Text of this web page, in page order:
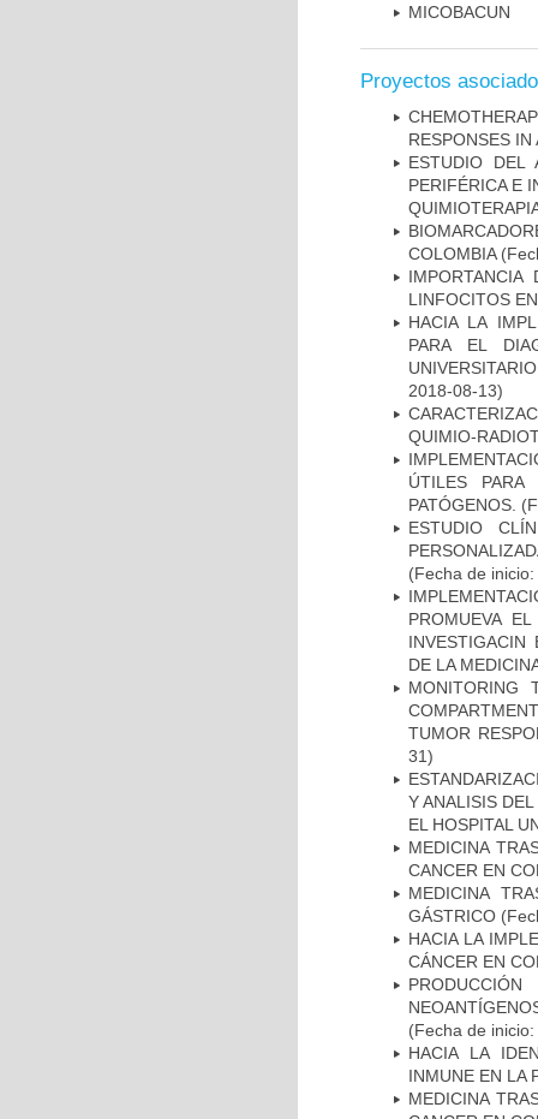
MICOBAC­UN
Proyectos
RESPONSES IN
ESTUDIO DEL
PERIFÉRICA E
COLOMBIA
LINFOCITOS
HACIA LA
PARA EL
2018-08-13)
QUIMIO-
ÚTILES
PATÓGENOS.
ESTUDIO
(Fecha de
PROMUEVA
INVESTIGACIN
DE LA
MONITORING
TUMOR
31)
Y ANALISIS
EL HOSPITAL
MEDICINA
CANCER EN
MEDICINA
GÁSTRICO
HACIA LA
CÁNCER EN
(Fecha de
HACIA LA
INMUNE EN LA
MEDICINA